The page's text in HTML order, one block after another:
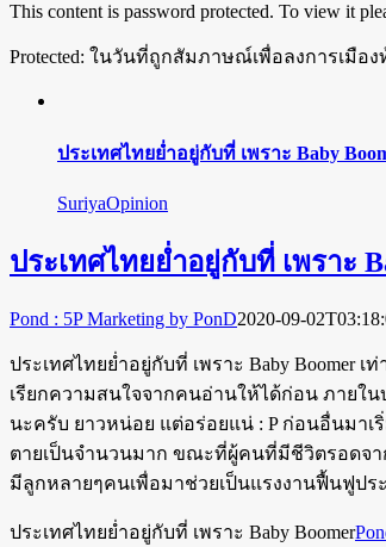
This content is password protected. To view it
Protected: ในวันที่ถูกสัมภาษณ์เพื่อลงการเมื
ประเทศไทยย่ำอยู่กับที่ เพราะ Baby
SuriyaOpinion
ประเทศไทยย่ำอยู่กับที่ เพราะ
Pond : 5P Marketing by PonD2020-09-
ประเทศไทยย่ำอยู่กับที่ เพราะ Baby Boomer
เรียกความสนใจจากคนอ่านให้ได้ก่อน ภายใ
นะครับ ยาวหน่อย แต่อร่อยแน่ : P ก่อนอื่นมาเ
ตายเป็นจำนวนมาก ขณะที่ผู้คนที่มีชีวิตรอดจา
มีลูกหลายๆคนเพื่อมาช่วยเป็นแรงงานฟื้นฟูประ
ประเทศไทยย่ำอยู่กับที่ เพราะ Baby Boomer